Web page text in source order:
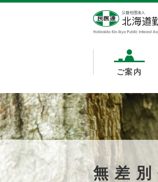
ご案内
平和